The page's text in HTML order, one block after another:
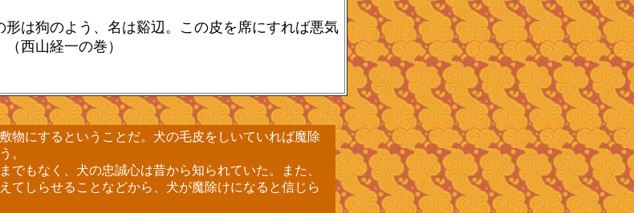
は狗のよう、名は谿辺。この皮を席にすれば悪気
西山経一の巻）
物にするということだ。犬の毛皮をしいていれば魔除
。
でもなく、犬の忠誠心は昔から知られていた。また、
てしらせることなどから、犬が魔除けになると信じら